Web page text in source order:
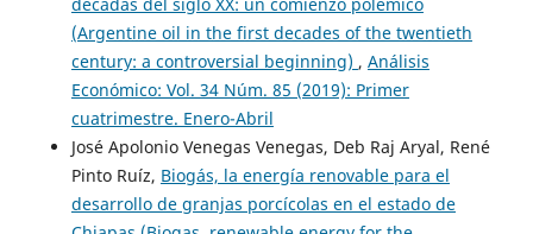
(Argentine oil in the first decades of the twentieth
century: a controversial beginning) , Análisis
Económico: Vol. 34 Núm. 85 (2019): Primer
cuatrimestre. Enero-Abril
José Apolonio Venegas Venegas, Deb Raj Aryal, René
Pinto Ruíz, Biogás, la energía renovable para el
desarrollo de granjas porcícolas en el estado de